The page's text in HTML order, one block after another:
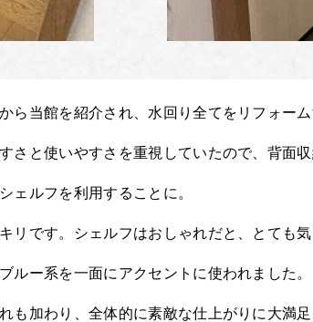
ら当館を紹介され、水回り全てをリフォーム
と使いやすさを重視していたので、背面収
ェルフを利用することに。
リです。シェルフはおしゃれだと、とても気
ルー系を一面にアクセントに使われました。
も加わり、全体的に素敵な仕上がりに大満足